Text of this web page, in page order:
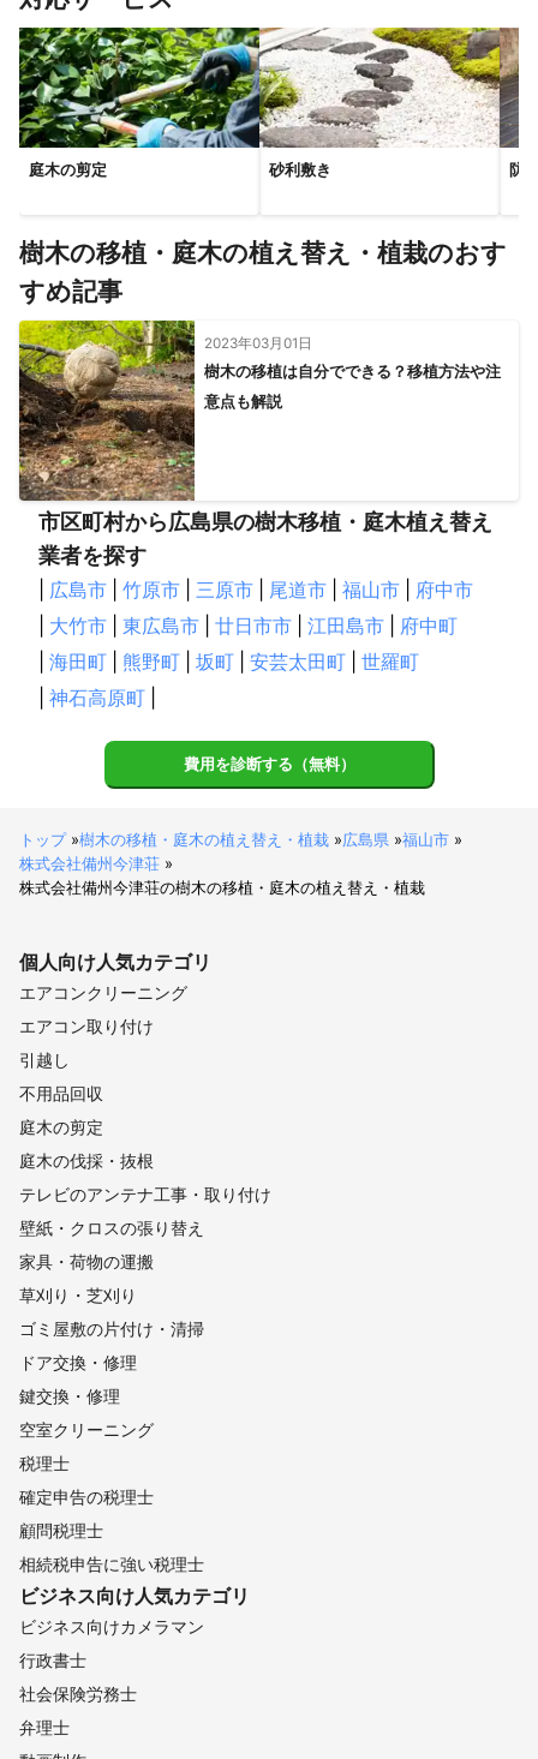
庭木の剪定 砂利敷き 防
樹木の移植・庭木の植え替え・植栽のおす
すめ記事
2023年03月01日
樹木の移植は自分でできる？移植方法や注
意点も解説
市区町村から広島県の樹木移植・庭木植え替え
業者を探す
広島市 竹原市 三原市 尾道市 福山市
府中市
大竹市 東広島市 廿日市市 江田島市
府中町
海田町 熊野町 坂町 安芸太田町
世羅町
神石高原町
費用を診断する（無料）
トップ»樹木の移植・庭木の植え替え・植栽 »広島県 »福山市 »
株式会社備州今津荘 »
株式会社備州今津荘の樹木の移植・庭木の植え替え・植栽
個人向け人気カテゴリ
エアコンクリーニング
エアコン取り付け
引越し
不用品回収
庭木の剪定
庭木の伐採・抜根
テレビのアンテナ工事・取り付け
壁紙・クロスの張り替え
家具・荷物の運搬
草刈り・芝刈り
ゴミ屋敷の片付け・清掃
ドア交換・修理
鍵交換・修理
空室クリーニング
税理士
確定申告の税理士
顧問税理士
相続税申告に強い税理士
ビジネス向け人気カテゴリ
ビジネス向けカメラマン
行政書士
社会保険労務士
弁理士